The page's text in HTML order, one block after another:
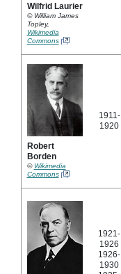
Wilfrid Laurier
© William James
Topley,
Wikimedia
Commons
Robert
Borden
© Wikimedia
Commons
1911-
1920
1921-
1926
1926-
1930